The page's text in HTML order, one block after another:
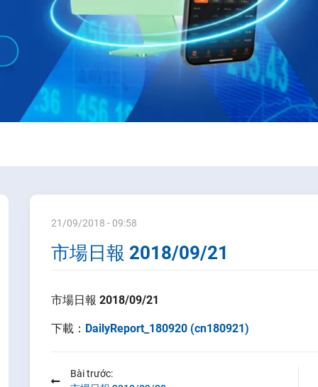
21/09/2018 - 09:58
市場日報 2018/09/21
市場日報 2018/09/21
下載： DailyReport_180920 (cn180921)
Bài trước: